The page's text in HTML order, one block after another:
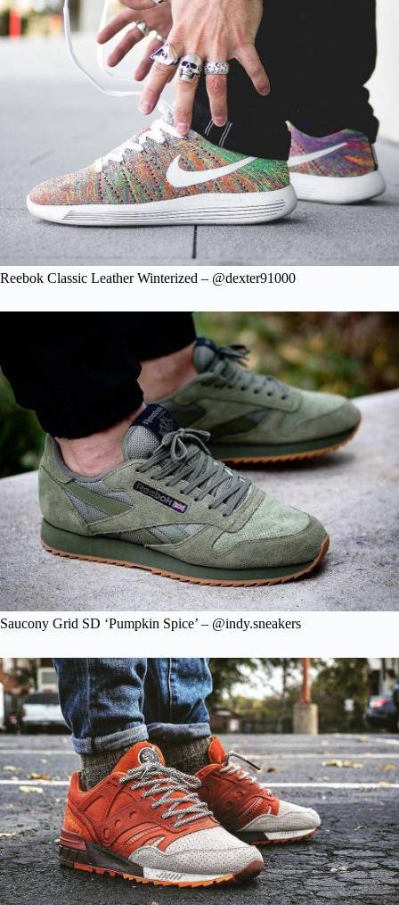
Reebok Classic Leather Winterized – @dexter91000
Saucony Grid SD ‘Pumpkin Spice’ – @indy.sneakers